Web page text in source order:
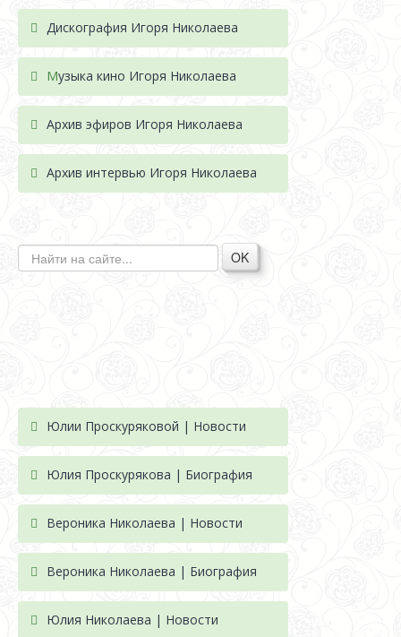
Дискография Игоря Николаева
Музыка кино Игоря Николаева
Архив эфиров Игоря Николаева
Архив интервью Игоря Николаева
OK
Юлии Проскуряковой | Новости
Юлия Проскурякова | Биография
Вероника Николаева | Новости
Вероника Николаева | Биография
Юлия Николаева | Новости